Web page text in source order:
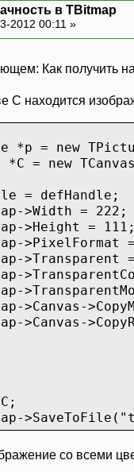
в TBitmap
2012 00:11 »
Как получить
C находится
*p = new
*C = new
= defHandle;
>Width = 222;
>Height =
>Transparent
>Canvas-
>Canvas-
со всеми